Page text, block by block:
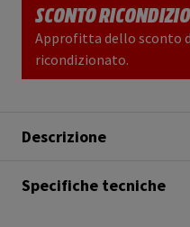
SCONTO
Approfitta dello sconto
ricondizionato.
Descrizione
Specifiche tecniche